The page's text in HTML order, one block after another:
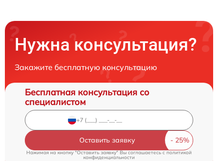
Нужна консультация?
Закажите бесплатную консультацию
Бесплатная консультация со
специалистом
Оставить заявку
Нажимая на кнопку "Оставить заявку" Вы соглашаетесь cполитикой
конфиденциальности